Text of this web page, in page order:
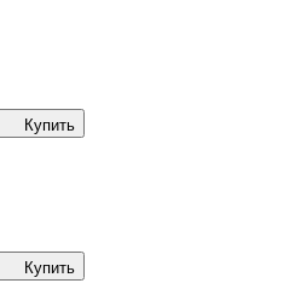
Купить
Купить